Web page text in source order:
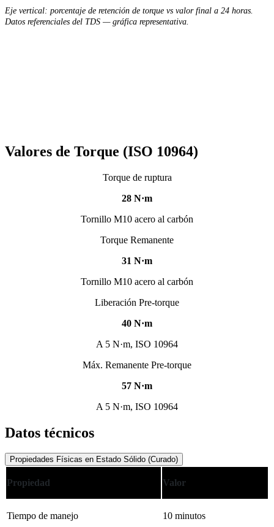
Eje vertical: porcentaje de retención de torque vs valor final a 24 horas.
Datos referenciales del TDS — gráfica representativa.
Valores de Torque (ISO 10964)
Torque de ruptura
28 N·m
Tornillo M10 acero al carbón
Torque Remanente
31 N·m
Tornillo M10 acero al carbón
Liberación Pre-torque
40 N·m
A 5 N·m, ISO 10964
Máx. Remanente Pre-torque
57 N·m
A 5 N·m, ISO 10964
Datos técnicos
Propiedades Físicas en Estado Sólido (Curado)
Propiedad Valor
Tiempo de manejo 10 minutos